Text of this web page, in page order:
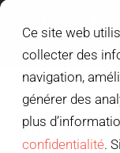
Ce site web
collecter des
navigation,
générer des
plus
confidentialité.